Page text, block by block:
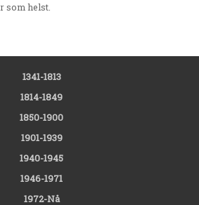
som helst.
1341-1813
1814-1849
1850-1900
1901-1939
1940-1945
1946-1971
1972-Nå